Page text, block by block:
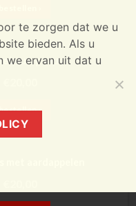
curry saus
›
te zorgen dat we u
bieden. Als u
we ervan uit dat u